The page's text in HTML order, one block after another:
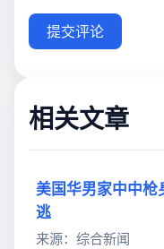
提交评论
相关文章
美国华男家中中
逃
来源：综合新闻